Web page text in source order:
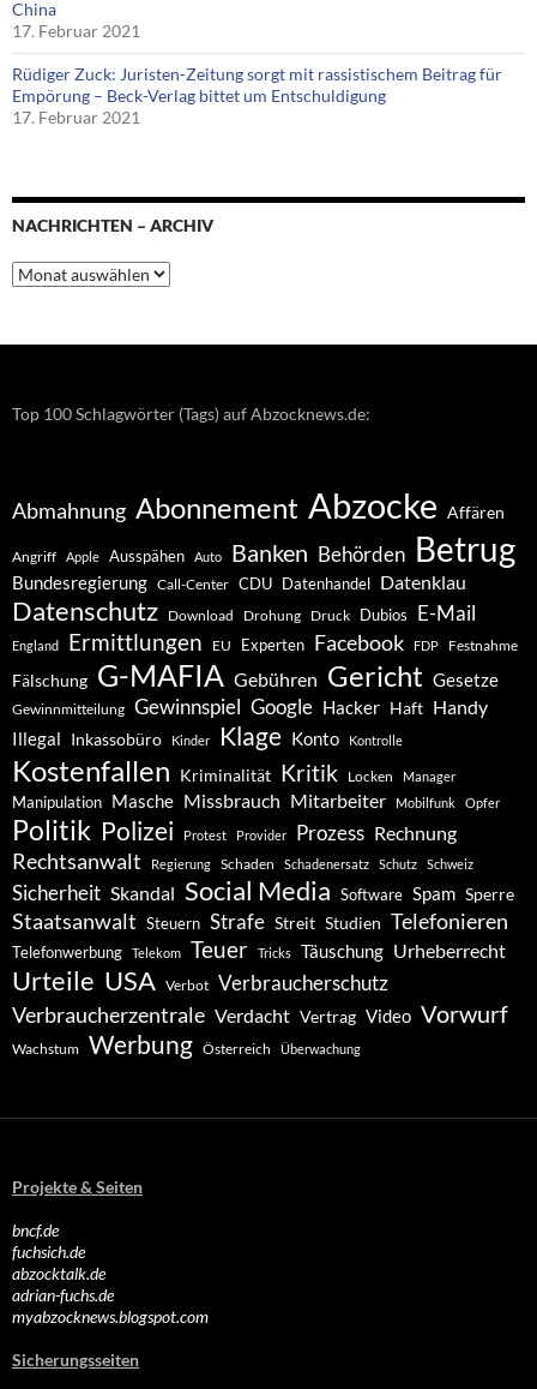
China
17. Februar 2021
Rüdiger Zuck: Juristen-Zeitung sorgt mit rassistischem Beitrag für
Empörung – Beck-Verlag bittet um Entschuldigung
17. Februar 2021
NACHRICHTEN – ARCHIV
Nachrichten
–
Top 100 Schlagwörter (Tags) auf Abzocknews.de:
Abmahnung Abonnement Abzocke Affären
Angriff Apple Ausspähen Auto Banken Behörden Betrug
Bundesregierung Call-Center CDU Datenhandel Datenklau
Datenschutz Download Drohung Druck Dubios E-Mail
England Ermittlungen EU Experten Facebook FDP Festnahme
Fälschung G-MAFIA Gebühren Gericht Gesetze
Gewinnmitteilung Gewinnspiel Google Hacker Haft Handy
Illegal Inkassobüro Kinder Klage Konto Kontrolle
Kostenfallen Kriminalität Kritik Locken Manager
Manipulation Masche Missbrauch Mitarbeiter Mobilfunk Opfer
Politik Polizei Protest Provider Prozess Rechnung
Rechtsanwalt Regierung Schaden Schadenersatz Schutz Schweiz
Sicherheit Skandal Social Media Software Spam Sperre
Staatsanwalt Steuern Strafe Streit Studien Telefonieren
Telefonwerbung Telekom Teuer Tricks Täuschung Urheberrecht
Urteile USA Verbot Verbraucherschutz
Verbraucherzentrale Verdacht Vertrag Video Vorwurf
Wachstum Werbung Österreich Überwachung
Projekte & Seiten
bncf.de
fuchsich.de
abzocktalk.de
adrian-fuchs.de
myabzocknews.blogspot.com
Sicherungsseiten